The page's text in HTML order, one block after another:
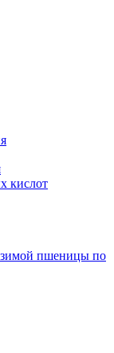
кислот
пшеницы по